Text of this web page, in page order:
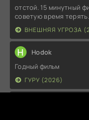
отстой. 15 минутный
советую время терять.
ВНЕШНЯЯ УГРОЗА
H Hodok
Годный фильм
ГУРУ (2026)